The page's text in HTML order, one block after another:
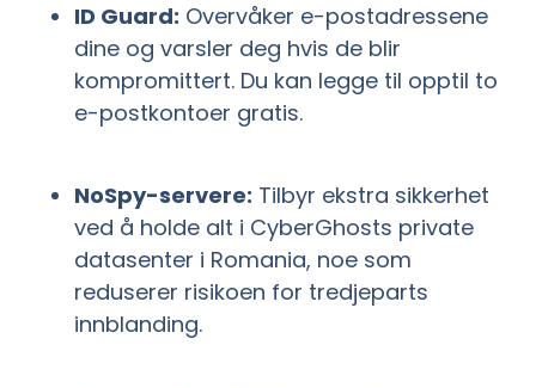
ID Guard: Overvåker e-postadressene
dine og varsler deg hvis de blir
kompromittert. Du kan legge til opptil to
e-postkontoer gratis.
NoSpy-servere: Tilbyr ekstra sikkerhet
ved å holde alt i CyberGhosts private
datasenter i Romania, noe som
reduserer risikoen for tredjeparts
innblanding.